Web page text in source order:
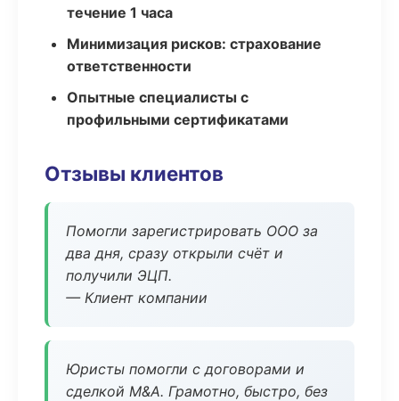
течение 1 часа
Минимизация рисков: страхование
ответственности
Опытные специалисты с
профильными сертификатами
Отзывы клиентов
Помогли зарегистрировать ООО за
два дня, сразу открыли счёт и
получили ЭЦП.
— Клиент компании
Юристы помогли с договорами и
сделкой M&A. Грамотно, быстро, без